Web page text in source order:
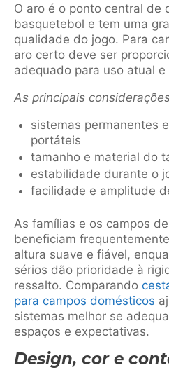
O aro é o ponto central de
basquetebol e tem uma
qualidade do jogo. Para
aro certo deve ser
adequado para uso atual e
As principais
sistemas permanentes
portáteis
tamanho e material do
estabilidade durante o
facilidade e amplitude
As famílias e os campos
beneficiam
altura suave e fiável,
sérios dão prioridade à
ressalto. Comparando
para campos domésticos
sistemas melhor se
espaços e expectativas.
Design, cor e